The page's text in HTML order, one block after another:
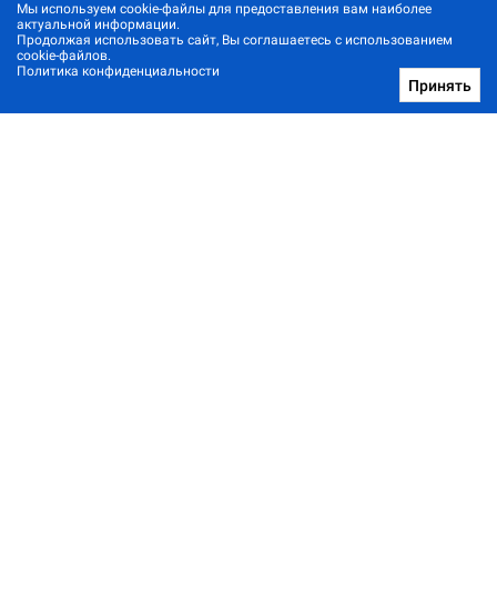
Мы используем cookie-файлы для предоставления вам наиболее
актуальной информации.
Продолжая использовать сайт, Вы соглашаетесь с использованием
cookie-файлов.
Политика конфиденциальности
Принять